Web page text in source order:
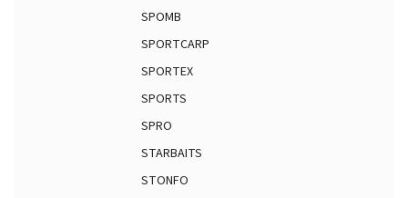
SPOMB
SPORTCARP
SPORTEX
SPORTS
SPRO
STARBAITS
STONFO